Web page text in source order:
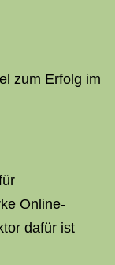
zum Erfolg im
Online-
dafür ist